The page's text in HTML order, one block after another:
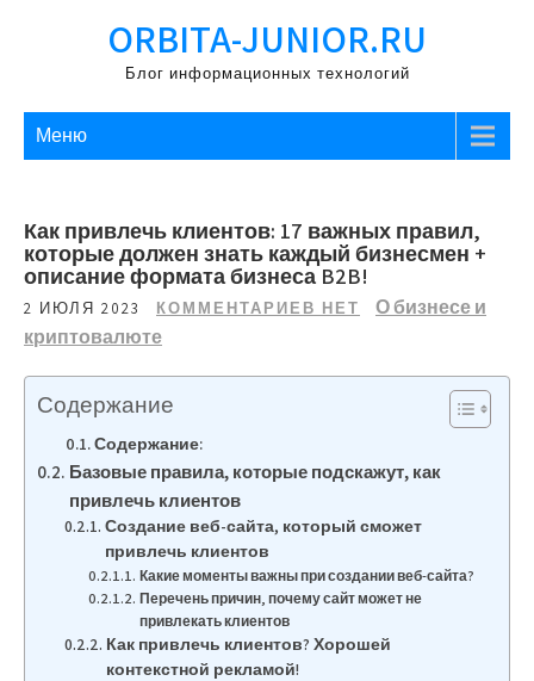
ORBITA-JUNIOR.RU
Блог информационных технологий
Меню
Как привлечь клиентов: 17 важных правил,
которые должен знать каждый бизнесмен +
описание формата бизнеса B2B!
2 ИЮЛЯ 2023 КОММЕНТАРИЕВ НЕТ
О бизнесе и
криптовалюте
Содержание
Содержание:
Базовые правила, которые подскажут, как
привлечь клиентов
Создание веб-сайта, который сможет
привлечь клиентов
Какие моменты важны при создании веб-сайта?
Перечень причин, почему сайт может не
привлекать клиентов
Как привлечь клиентов? Хорошей
контекстной рекламой!